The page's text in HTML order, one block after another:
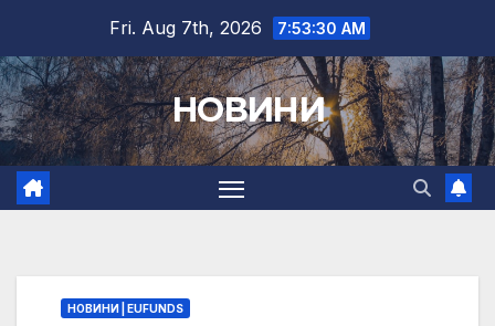
content
Fri. Aug 7th, 2026 7:53:31 AM
НОВИНИ
НОВИНИ | EUFUNDS